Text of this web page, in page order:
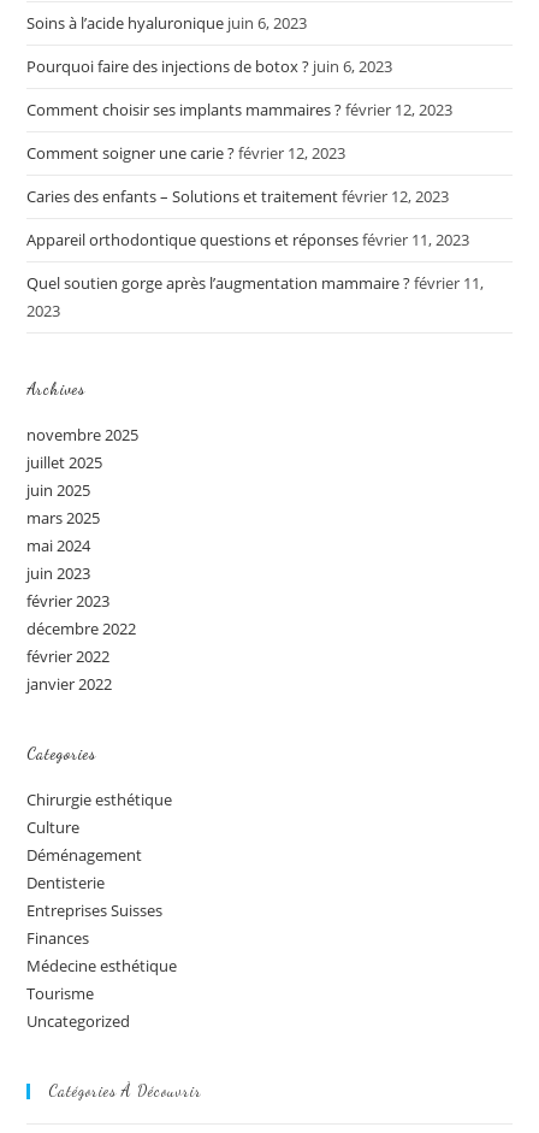
Soins à l’acide hyaluronique juin 6, 2023
Pourquoi faire des injections de botox ? juin 6, 2023
Comment choisir ses implants mammaires ?février 12, 2023
Comment soigner une carie ?février 12, 2023
Caries des enfants – Solutions et traitementfévrier 12, 2023
Appareil orthodontique questions et réponsesfévrier 11, 2023
Quel soutien gorge après l’augmentation mammaire ?février 11,
2023
Archives
novembre 2025
juillet 2025
juin 2025
mars 2025
mai 2024
juin 2023
février 2023
décembre 2022
février 2022
janvier 2022
Categories
Chirurgie esthétique
Culture
Déménagement
Dentisterie
Entreprises Suisses
Finances
Médecine esthétique
Tourisme
Uncategorized
Catégories À Découvrir